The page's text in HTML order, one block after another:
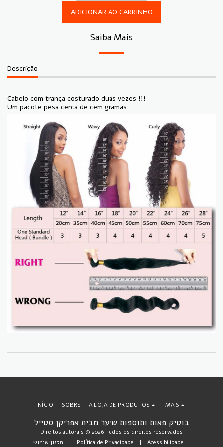
ADICIONAR AO CARRINHO
Saiba Mais
Descrição
Cabelo com trança costurado duas vezes !!!
Um pacote pesa cerca de cem gramas
בוטיק פאות ותוספות שיער מבית אפריקן סטייל
Direitos autorais © 2026 Todos os direitos reservados
תקנון שימוש | Política de Privacidade | Acessibilidade
INÍCIO SOBRE A LOJA DE PRODUTOS MAIS